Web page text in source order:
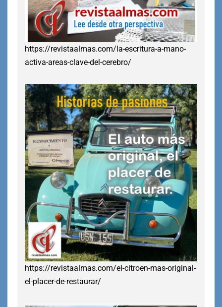
https://revistaalmas.com/la-escritura-a-mano-
activa-areas-clave-del-cerebro/
https://revistaalmas.com/el-citroen-mas-original-
el-placer-de-restaurar/